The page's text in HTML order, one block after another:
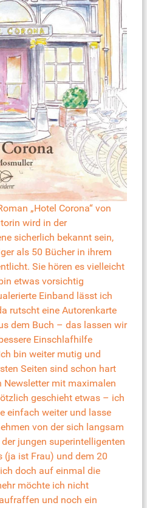
„Hotel Corona“ von
wird in der
sicherlich bekannt sein,
als 50 Bücher in ihrem
Sie hören es vielleicht
etwas vorsichtig
Einband lässt ich
rutscht eine Autorenkarte
dem Buch – das lassen wir
Einschlafhilfe
bin weiter mutig und
Seiten sind schon hart
mit maximalen
geschieht etwas – ich
einfach weiter und lasse
von der sich langsam
jungen superintelligenten
(ja ist Frau) und dem 20
doch auf einmal die
möchte ich nicht
und noch ein